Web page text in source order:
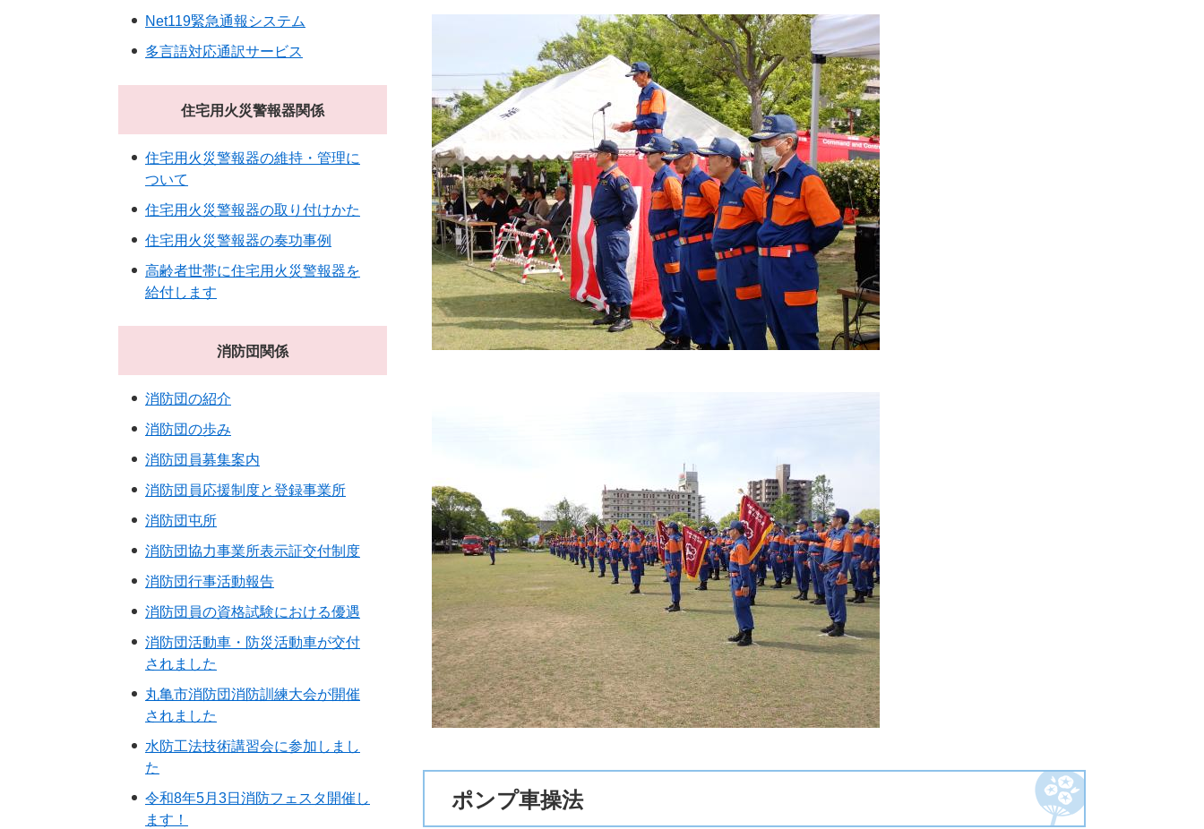
ポンプ車操法
Net119緊急通報システム
多言語対応通訳サービス
住宅用火災警報器関係
住宅用火災警報器の維持・管理に
ついて
住宅用火災警報器の取り付けかた
住宅用火災警報器の奏功事例
高齢者世帯に住宅用火災警報器を
給付します
消防団関係
消防団の紹介
消防団の歩み
消防団員募集案内
消防団員応援制度と登録事業所
消防団屯所
消防団協力事業所表示証交付制度
消防団行事活動報告
消防団員の資格試験における優遇
消防団活動車・防災活動車が交付
されました
丸亀市消防団消防訓練大会が開催
されました
水防工法技術講習会に参加しまし
た
令和8年5月3日消防フェスタ開催し
ます！